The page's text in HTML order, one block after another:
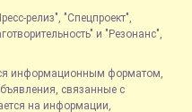
релиз", "Спецпроект",
и "Резонанс",
информационным форматом,
связанные с
на информации,